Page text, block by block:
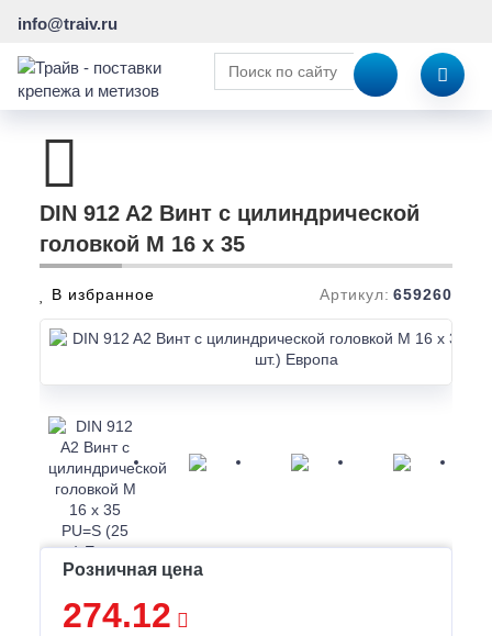
info@traiv.ru
DIN 912 A2 Винт с цилиндрической
головкой M 16 x 35
В избранное Артикул: 659260
Розничная цена
274.12